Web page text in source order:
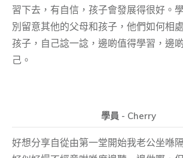
習下去，有自信，孩子會發展得很好。
別留意其他的父母和孩子，他們如何相
孩子，自己諗一諗，邊啲值得學習，邊
己。
學員 - Cherry
好想分享自從由第一堂開始我老公坐喺